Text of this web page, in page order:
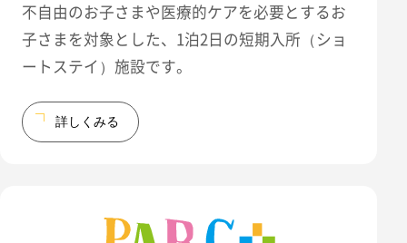
不自由のお子さまや医療的ケアを必要とするお
子さまを対象とした、1泊2日の短期入所（ショ
ートステイ）施設です。
詳しくみる